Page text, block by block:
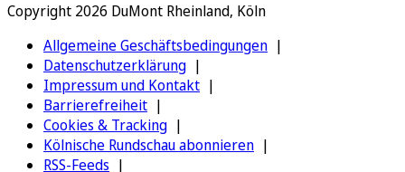
Copyright 2026 DuMont Rheinland, Köln
Allgemeine Geschäftsbedingungen
Datenschutzerklärung
Impressum und Kontakt
Barrierefreiheit
Cookies & Tracking
Kölnische Rundschau abonnieren
RSS-Feeds